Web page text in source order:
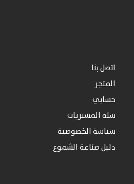
اتصل بنا
المتجر
حسابي
سلة المشتريات
سياسة الخصوصية
دليل صناعة الشموع